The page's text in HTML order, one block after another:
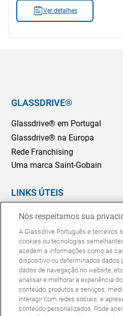
Ver detalhes
GLASSDRIVE®
Glassdrive® em Portugal
Glassdrive® na Europa
Rede Franchising
Uma marca Saint-Gobain
LINKS ÚTEIS
Marcação Online
Seguradoras e gestores de
Reparação ou substituição?
Perguntas Frequentes
Política de CookiesPolítica de
© Copyright Glassdrive. Todos os
Nós respeitamos sua
A Glassdrive Português e terceiros
cookies ou tecnologias
acedem a informações como as
dispositivo ou determinados dados
dados de navegação no website,
analisar e melhorar a experiência
conteúdo, produtos e serviços;
interagir com redes sociais; e
conteúdo personalizados. Pode